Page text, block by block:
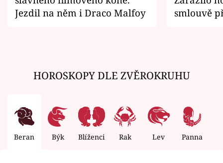
Jezdil na něm i Draco Malfoy
smlouvě
HOROSKOPY DLE ZVĚROKRUHU
Beran Býk Blíženci Rak Lev Panna